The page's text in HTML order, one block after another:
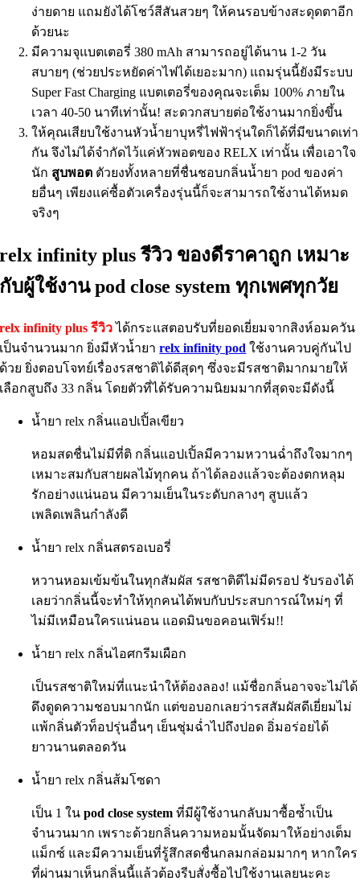
ง่ายดาย แถมยังได้โชว์สีสันสวยๆ ให้คนรอบข้างสะดุดตาอีก
ด้วยนะ
มีความจุแบตเตอรี่ 380 mAh สามารถอยู่ได้นาน 1-2 วัน
สบายๆ (ช่วยประหยัดค่าไฟได้เยอะมาก) แถมรุ่นนี้ยังมีระบบ
Super Fast Charging แบตเตอรี่ของคุณจะเต็ม 100% ภายใน
เวลา 40-50 นาทีเท่านั้น! สะดวกสบายต่อใช้งานมากยิ่งขึ้น
ให้คุณเสียบใช้งานหัวน้ำยาบุหรี่ไฟฟ้ารุ่นใดก็ได้ที่มีขนาดเท่า
กัน จึงไม่ได้จำกัดไว้แค่หัวพอตของ RELX เท่านั้น เพื่อเอาใจ
นัก สูบพอต ตัวยงทั้งหลายที่ชื่นชอบกลิ่นน้ำยา pod ของค่า
ยอื่นๆ เพียงแค่ซื้อตัวเครื่องรุ่นนี้ก็จะสามารถใช้งานได้หมด
จริงๆ
relx infinity plus รีวิว ของดีราคาถูก เหมาะ
กับผู้ใช้งาน pod close system ทุกเพศทุกวัย
relx infinity plus รีวิวได้กระแสตอบรับที่ยอดเยี่ยมจากสิงห์อมควัน
เป็นจำนวนมาก ยิ่งมีหัวน้ำยาrelx infinity pod ใช้งานควบคู่กันไป
ด้วย ยิ่งตอบโจทย์เรื่องรสชาติได้ดีสุดๆ ซึ่งจะมีรสชาติมากมายให้
เลือกสูบถึง 33 กลิ่น โดยตัวที่ได้รับความนิยมมากที่สุดจะมีดังนี้
น้ำยา relx กลิ่นแอปเปิ้ลเขียว
หอมสดชื่นไม่มีที่ติ กลิ่นแอปเปิ้ลมีความหวานฉ่ำถึงใจมากๆ
เหมาะสมกับสายผลไม้ทุกคน ถ้าได้ลองแล้วจะต้องตกหลุม
รักอย่างแน่นอน มีความเย็นในระดับกลางๆ สูบแล้ว
เพลิดเพลินกำลังดี
น้ำยา relx กลิ่นสตรอเบอรี่
หวานหอมเข้มข้นในทุกสัมผัส รสชาติดีไม่มีดรอป รับรองได้
เลยว่ากลิ่นนี้จะทำให้ทุกคนได้พบกับประสบการณ์ใหม่ๆ ที่
ไม่มีเหมือนใครแน่นอน แอดมินขอคอนเฟิร์ม!!
น้ำยา relx กลิ่นไอศกรีมเผือก
เป็นรสชาติใหม่ที่แนะนำให้ต้องลอง! แม้ชื่อกลิ่นอาจจะไม่ได้
ดึงดูดความชอบมากนัก แต่ขอบอกเลยว่ารสสัมผัสดีเยี่ยมไม่
แพ้กลิ่นตัวท็อปรุ่นอื่นๆ เย็นชุ่มฉ่ำไปถึงปอด อิ่มอร่อยได้
ยาวนานตลอดวัน
น้ำยา relx กลิ่นส้มโซดา
เป็น 1 ในpod close system ที่มีผู้ใช้งานกลับมาซื้อซ้ำเป็น
จำนวนมาก เพราะด้วยกลิ่นความหอมนั้นจัดมาให้อย่างเต็ม
แม็กซ์ และมีความเย็นที่รู้สึกสดชื่นกลมกล่อมมากๆ หากใคร
ที่ผ่านมาเห็นกลิ่นนี้แล้วต้องรีบสั่งซื้อไปใช้งานเลยนะคะ